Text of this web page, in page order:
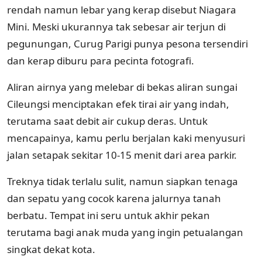
rendah namun lebar yang kerap disebut Niagara
Mini. Meski ukurannya tak sebesar air terjun di
pegunungan, Curug Parigi punya pesona tersendiri
dan kerap diburu para pecinta fotografi.
Aliran airnya yang melebar di bekas aliran sungai
Cileungsi menciptakan efek tirai air yang indah,
terutama saat debit air cukup deras. Untuk
mencapainya, kamu perlu berjalan kaki menyusuri
jalan setapak sekitar 10-15 menit dari area parkir.
Treknya tidak terlalu sulit, namun siapkan tenaga
dan sepatu yang cocok karena jalurnya tanah
berbatu. Tempat ini seru untuk akhir pekan
terutama bagi anak muda yang ingin petualangan
singkat dekat kota.